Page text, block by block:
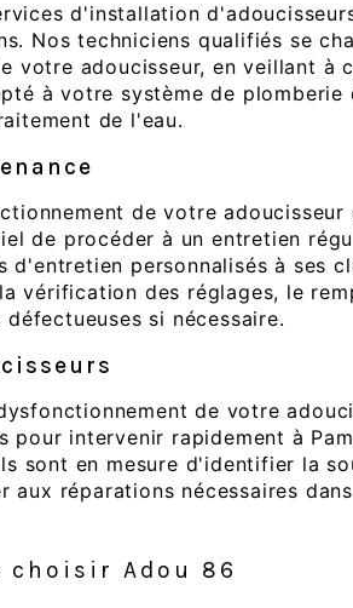
d'installation
Nos techniciens qualifiés se
votre adoucisseur, en veillant à
à votre système de plomberie
de l'eau.
de votre adoucisseur
de procéder à un entretien
d'entretien personnalisés à ses
vérification des réglages, le
si nécessaire.
de votre
pour intervenir rapidement à
sont en mesure d'identifier la
aux réparations nécessaires
choisir Adou 86